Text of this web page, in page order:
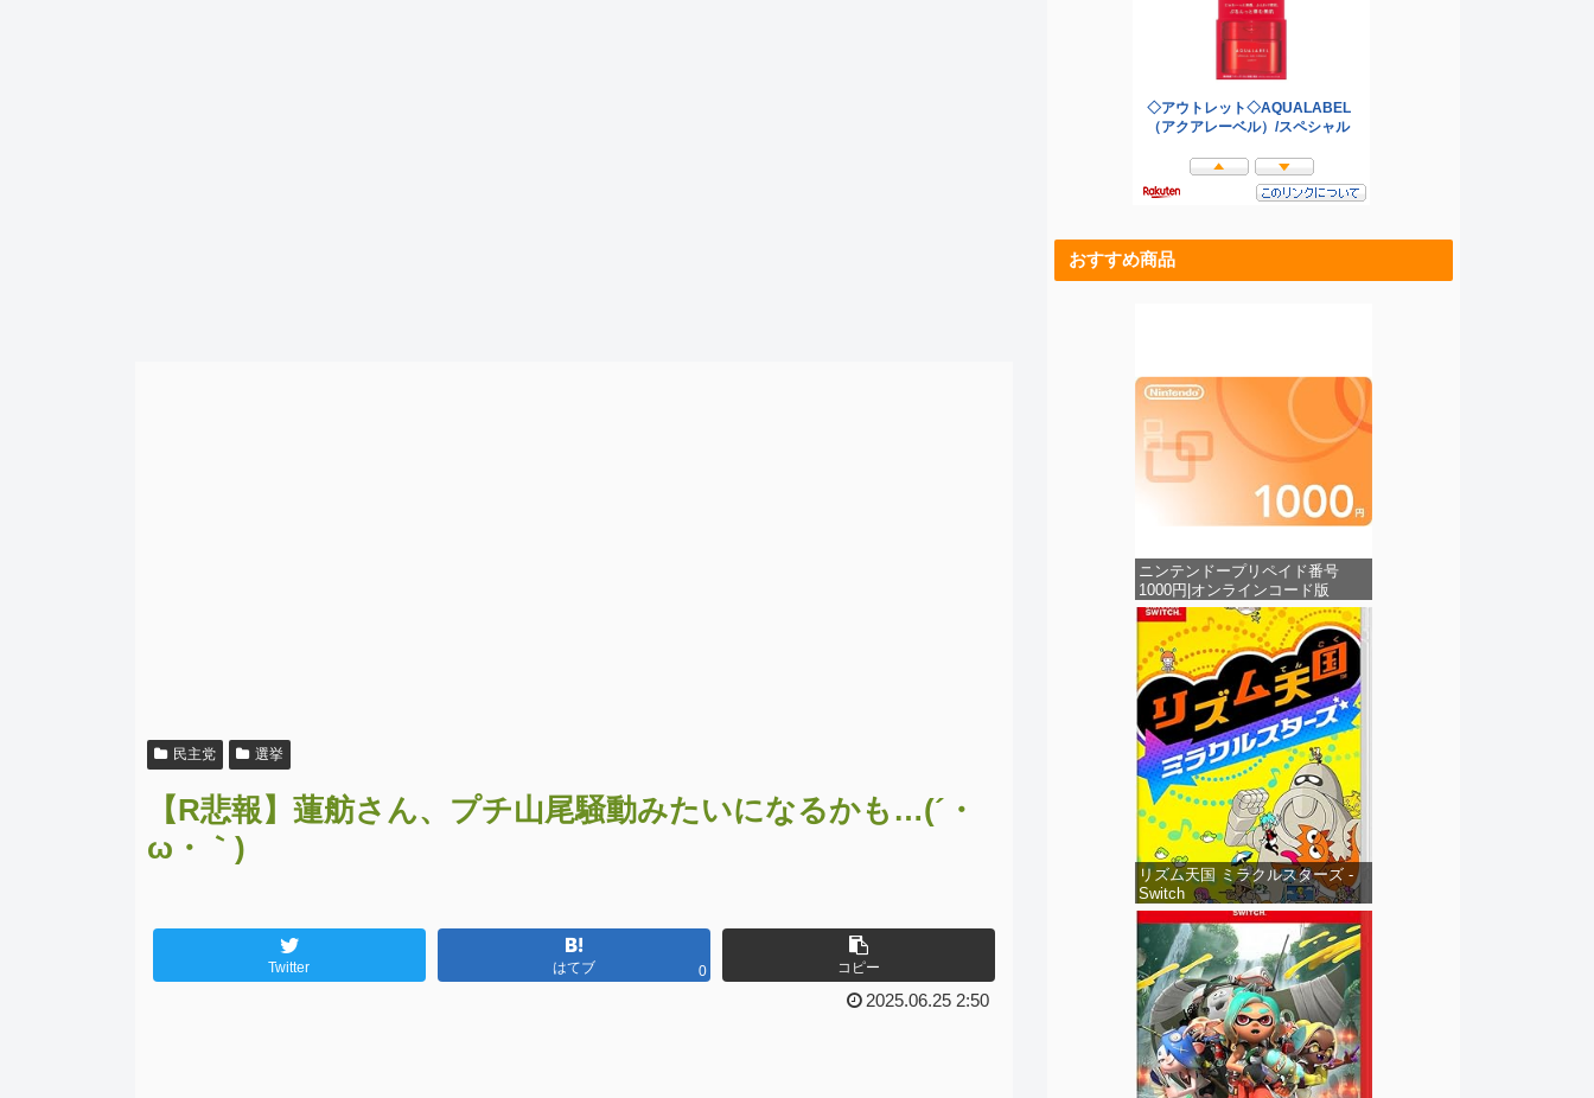
民主党 選挙
【R悲報】蓮舫さん、プチ山尾騒動みたいになるかも…(´・
ω・｀)
Twitter はてブ 0 コピー
2025.06.25 2:50
おすすめ商品
ニンテンドープリペイド番号
1000円|オンラインコード版
リズム天国 ミラクルスターズ -
Switch